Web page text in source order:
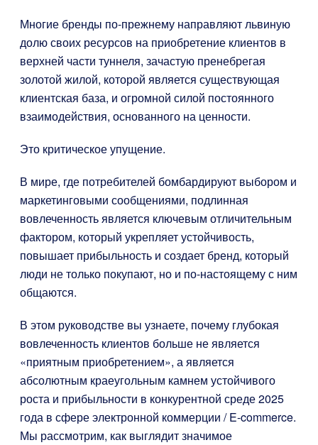
Многие бренды по-прежнему направляют львиную
долю своих ресурсов на приобретение клиентов в
верхней части туннеля, зачастую пренебрегая
золотой жилой, которой является существующая
клиентская база, и огромной силой постоянного
взаимодействия, основанного на ценности.
Это критическое упущение.
В мире, где потребителей бомбардируют выбором и
маркетинговыми сообщениями, подлинная
вовлеченность является ключевым отличительным
фактором, который укрепляет устойчивость,
повышает прибыльность и создает бренд, который
люди не только покупают, но и по-настоящему с ним
общаются.
В этом руководстве вы узнаете, почему глубокая
вовлеченность клиентов больше не является
«приятным приобретением», а является
абсолютным краеугольным камнем устойчивого
роста и прибыльности в конкурентной среде 2025
года в сфере электронной коммерции / E-commerce.
Мы рассмотрим, как выглядит значимое